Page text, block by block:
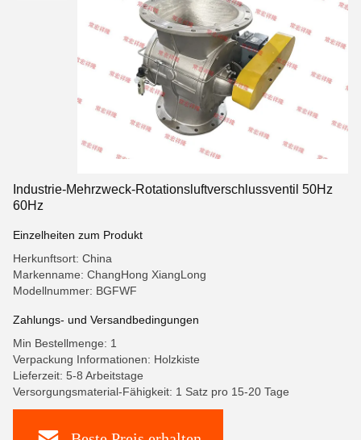
Industrie-Mehrzweck-Rotationsluftverschlussventil 50Hz
60Hz
Einzelheiten zum Produkt
Herkunftsort: China
Markenname: ChangHong XiangLong
Modellnummer: BGFWF
Zahlungs- und Versandbedingungen
Min Bestellmenge: 1
Verpackung Informationen: Holzkiste
Lieferzeit: 5-8 Arbeitstage
Versorgungsmaterial-Fähigkeit: 1 Satz pro 15-20 Tage